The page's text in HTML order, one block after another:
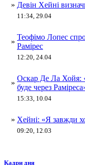
» Девін Хейні
11:34, 29.04
»
Теофімо Лопес
Рамірес
12:20, 24.04
»
Оскар Де Ла Хойя:
буде через
15:33, 10.04
» Хейні: «Я завжди
09:20, 12.03
Кадри дня